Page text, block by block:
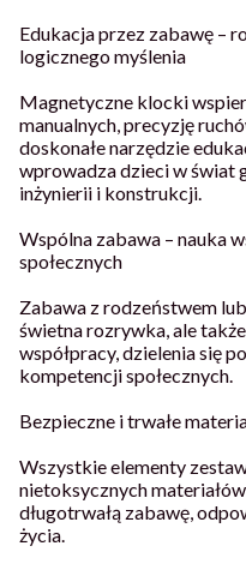
Edukacja przez zabawę –
logicznego myślenia
Magnetyczne klocki
manualnych, precyzję
doskonałe narzędzie
wprowadza dzieci w świat
inżynierii i konstrukcji.
Wspólna zabawa – nauka
społecznych
Zabawa z rodzeństwem
świetna rozrywka, ale
współpracy, dzielenia się
kompetencji społecznych.
Bezpieczne i trwałe
Wszystkie elementy
nietoksycznych
długotrwałą zabawę,
życia.